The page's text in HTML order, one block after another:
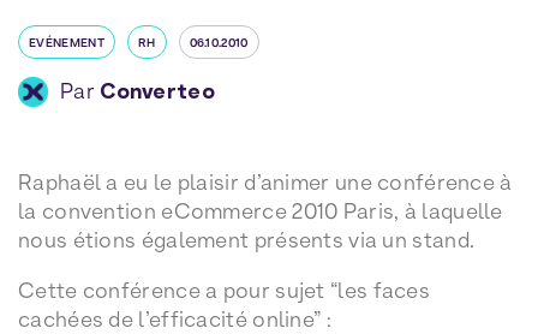
EVÉNEMENT RH 06.10.2010
Par Converteo
Raphaël a eu le plaisir d’animer une conférence à
la convention eCommerce 2010 Paris, à laquelle
nous étions également présents via un stand.
Cette conférence a pour sujet “les faces
cachées de l’efficacité online” :